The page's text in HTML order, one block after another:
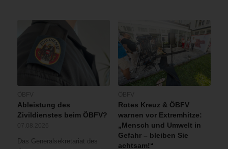
Ableistung des
Zivildienstes beim ÖBFV?
Das Generalsekretariat des
Rotes Kreuz & ÖBFV
warnen vor Extremhitze:
„Mensch und Umwelt in
Gefahr – bleiben Sie
achtsam!“